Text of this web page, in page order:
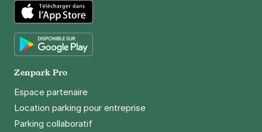
App Store
Zenpark Pro
Espace partenaire
Location parking pour entreprise
Parking collaboratif